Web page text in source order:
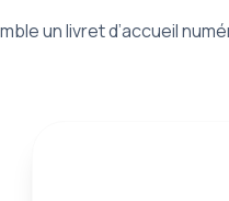
un livret d’accueil